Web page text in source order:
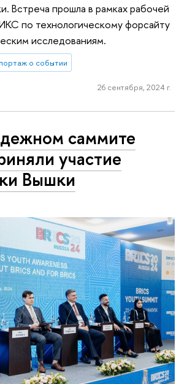
Встреча прошла в рамках рабочей
по технологическому форсайту
исследованиям.
о событии
26 сентября, 2024 г.
саммите
участие
Вышки